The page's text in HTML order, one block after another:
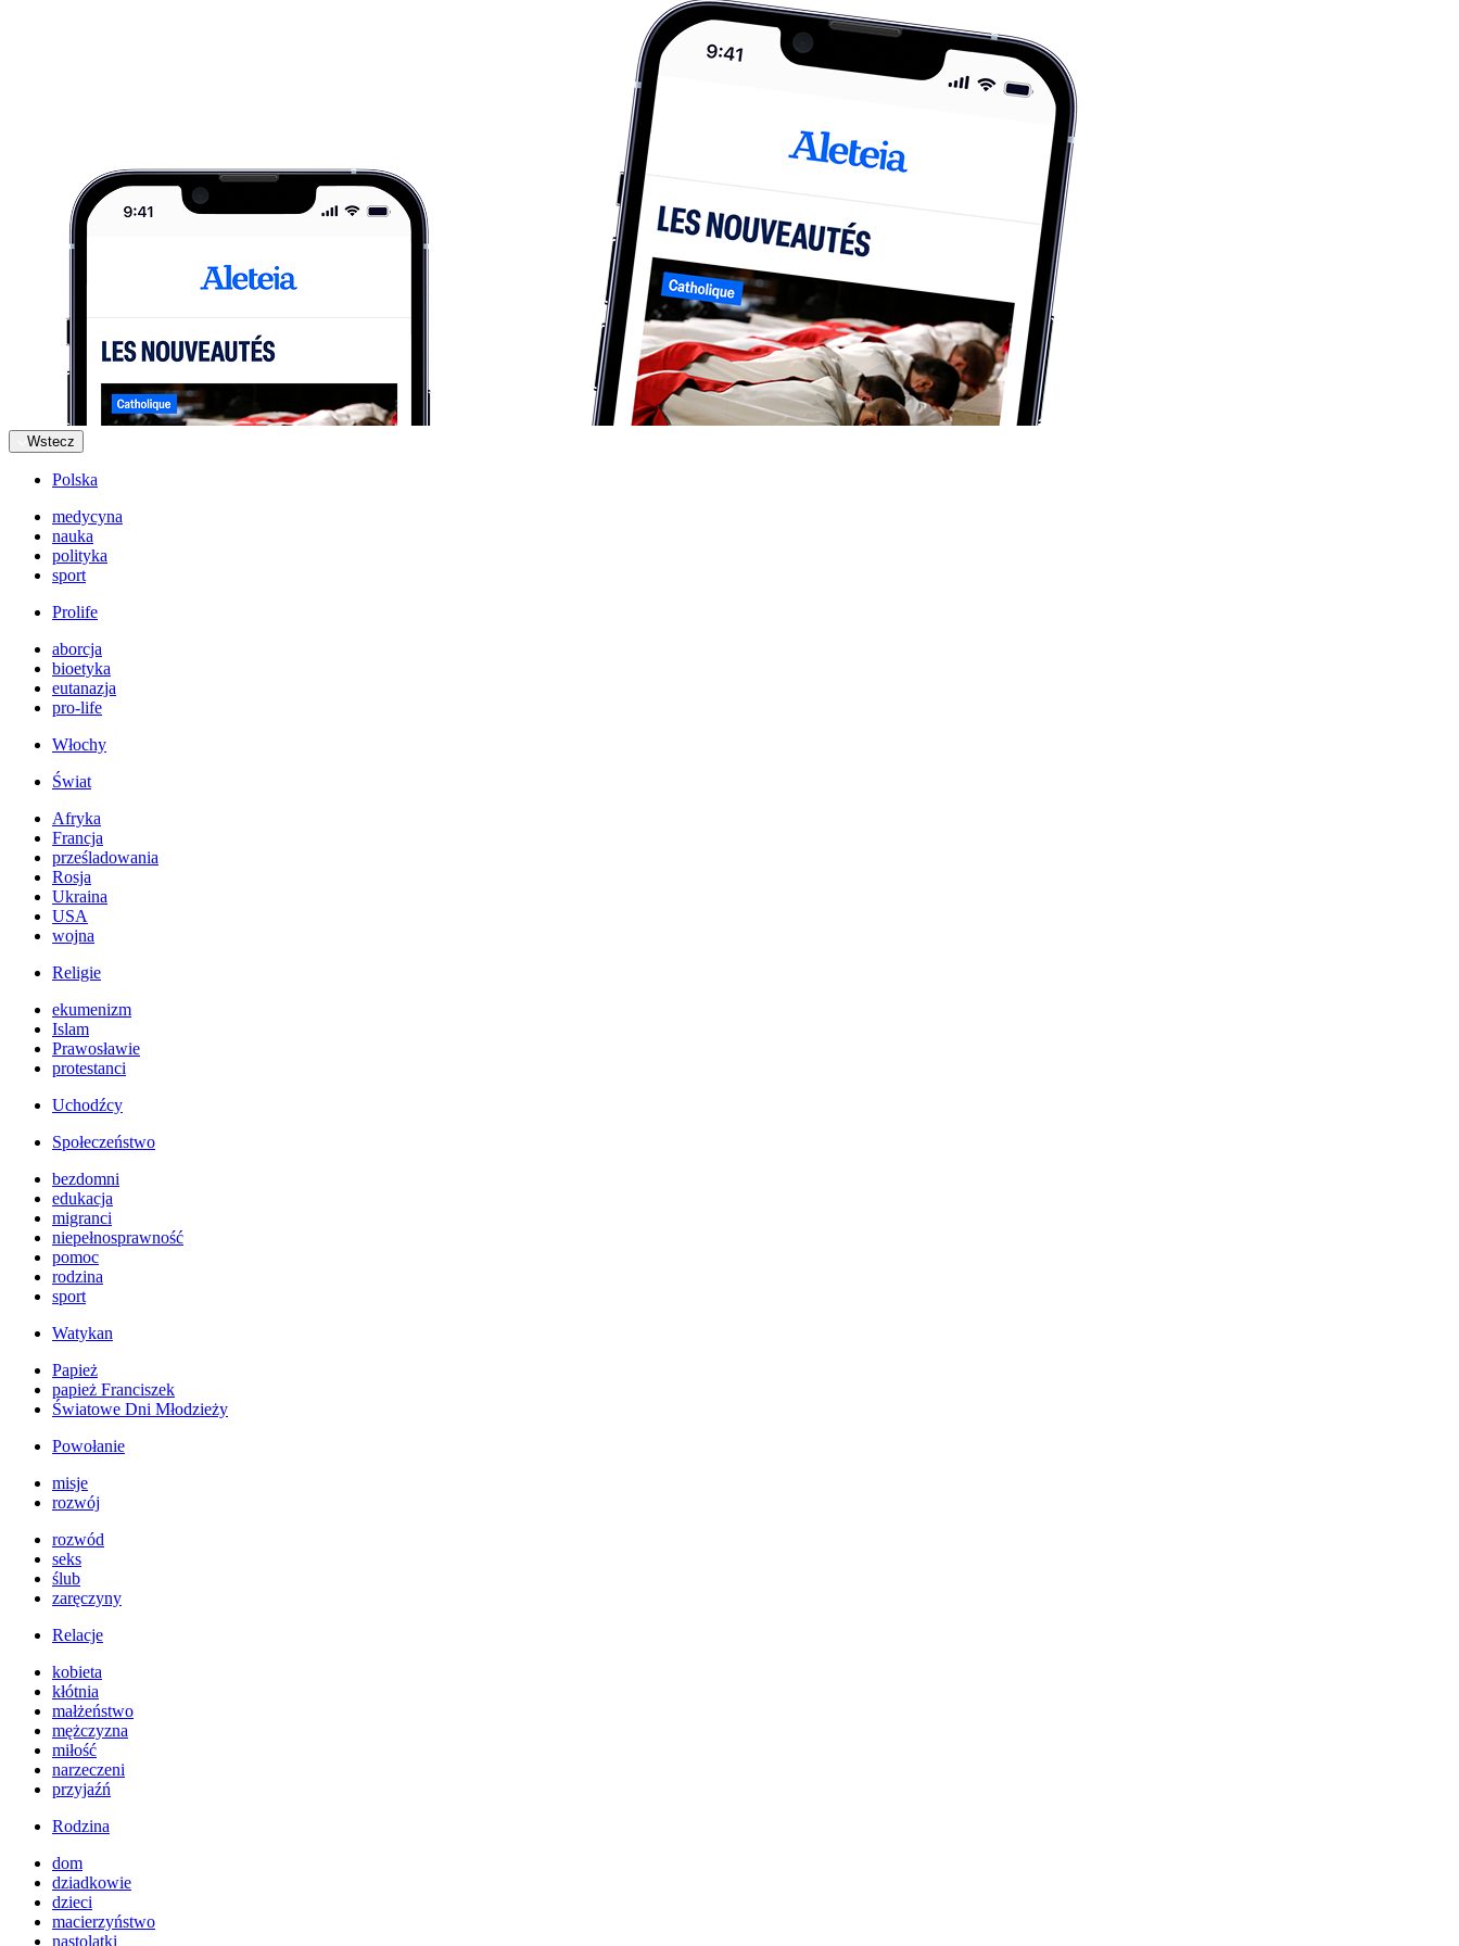
Wstecz
Polska
medycyna
nauka
polityka
sport
Prolife
aborcja
bioetyka
eutanazja
pro-life
Włochy
Świat
Afryka
Francja
prześladowania
Rosja
Ukraina
USA
wojna
Religie
ekumenizm
Islam
Prawosławie
protestanci
Uchodźcy
Społeczeństwo
bezdomni
edukacja
migranci
niepełnosprawność
pomoc
rodzina
sport
Watykan
Papież
papież Franciszek
Światowe Dni Młodzieży
Powołanie
misje
rozwój
rozwód
seks
ślub
zaręczyny
Relacje
kobieta
kłótnia
małżeństwo
mężczyzna
miłość
narzeczeni
przyjaźń
Rodzina
dom
dziadkowie
dzieci
macierzyństwo
nastolatki